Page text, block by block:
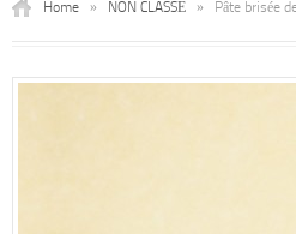
Home » NON CLASSÉ » Pâte brisée